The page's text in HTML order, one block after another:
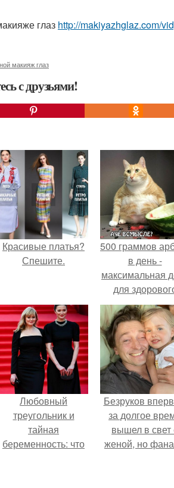
глаз http://makiyazhglaz.com/
макияж глаз
с друзьями!
Красивые платья?
Спешите.
500 граммов
в день -
максимальная
для
взрослого,
врачи.
Любовный
треугольник и
тайная
беременность: что
Безруков
за долгое
вышел в свет
женой, но